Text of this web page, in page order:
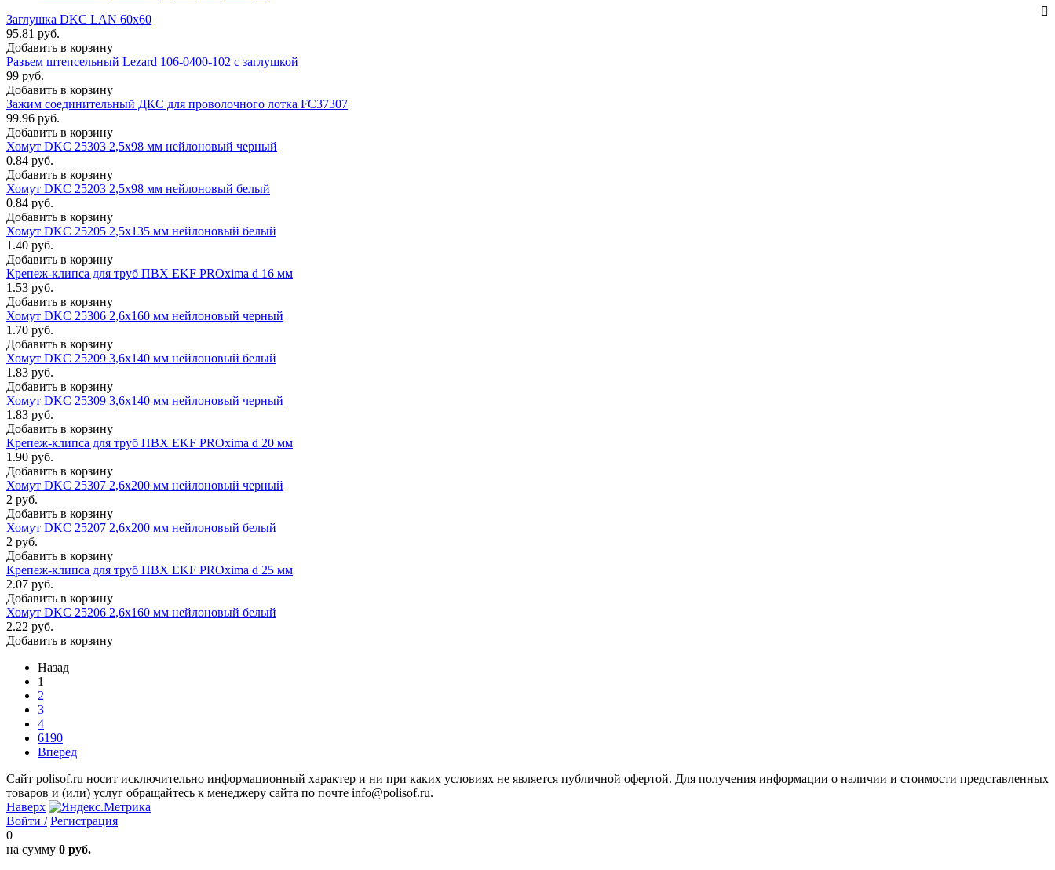
Заглушка DKC LAN 60x60
95.81 руб.
Добавить в корзину
Разъем штепсельный Lezard 106-0400-102 с заглушкой
99 руб.
Добавить в корзину
Зажим соединительный ДКС для проволочного лотка FC37307
99.96 руб.
Добавить в корзину
Хомут DKC 25303 2,5х98 мм нейлоновый черный
0.84 руб.
Добавить в корзину
Хомут DKC 25203 2,5х98 мм нейлоновый белый
0.84 руб.
Добавить в корзину
Хомут DKC 25205 2,5х135 мм нейлоновый белый
1.40 руб.
Добавить в корзину
Крепеж-клипса для труб ПВХ EKF PROxima d 16 мм
1.53 руб.
Добавить в корзину
Хомут DKC 25306 2,6x160 мм нейлоновый черный
1.70 руб.
Добавить в корзину
Хомут DKC 25209 3,6x140 мм нейлоновый белый
1.83 руб.
Добавить в корзину
Хомут DKC 25309 3,6x140 мм нейлоновый черный
1.83 руб.
Добавить в корзину
Крепеж-клипса для труб ПВХ EKF PROxima d 20 мм
1.90 руб.
Добавить в корзину
Хомут DKC 25307 2,6x200 мм нейлоновый черный
2 руб.
Добавить в корзину
Хомут DKC 25207 2,6x200 мм нейлоновый белый
2 руб.
Добавить в корзину
Крепеж-клипса для труб ПВХ EKF PROxima d 25 мм
2.07 руб.
Добавить в корзину
Хомут DKC 25206 2,6x160 мм нейлоновый белый
2.22 руб.
Добавить в корзину
Назад
1
2
3
4
6190
Вперед
Сайт polisof.ru носит исключительно информационный характер и ни при каких условиях не является публичной офертой. Для получения информации о наличии и стоимости представленных
товаров и (или) услуг обращайтесь к менеджеру сайта по почте info@polisof.ru.
Наверх
Войти / Регистрация
0
на сумму 0 руб.